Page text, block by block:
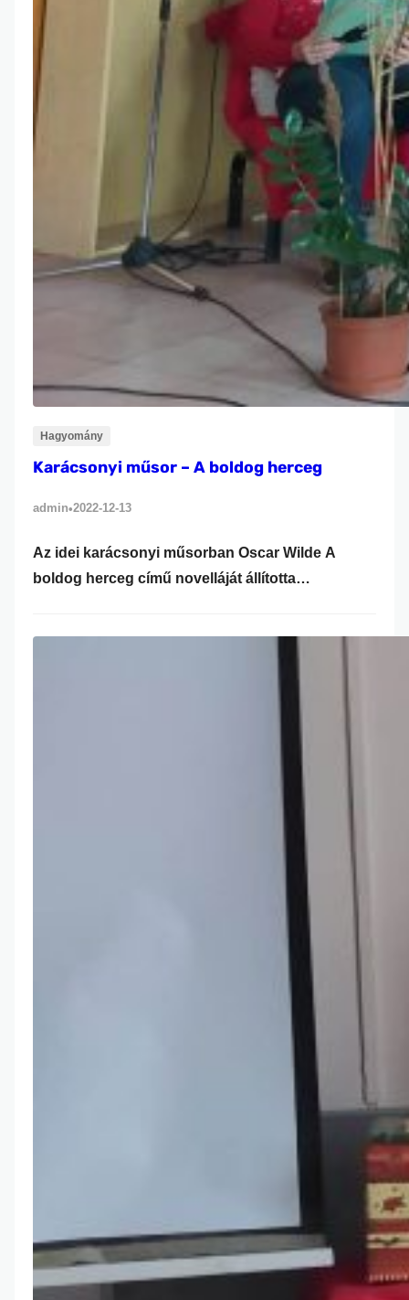
Hagyomány
Karácsonyi műsor – A boldog herceg
admin•2022-12-13
Az idei karácsonyi műsorban Oscar Wilde A
boldog herceg című novelláját állította